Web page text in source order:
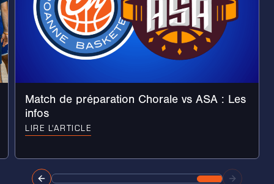
Match de préparation Chorale vs ASA : Les
infos
LIRE L'ARTICLE